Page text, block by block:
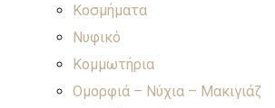
Κοσμήματα
Νυφικό
Κομμωτήρια
Ομορφιά – Νύχια – Μακιγιάζ